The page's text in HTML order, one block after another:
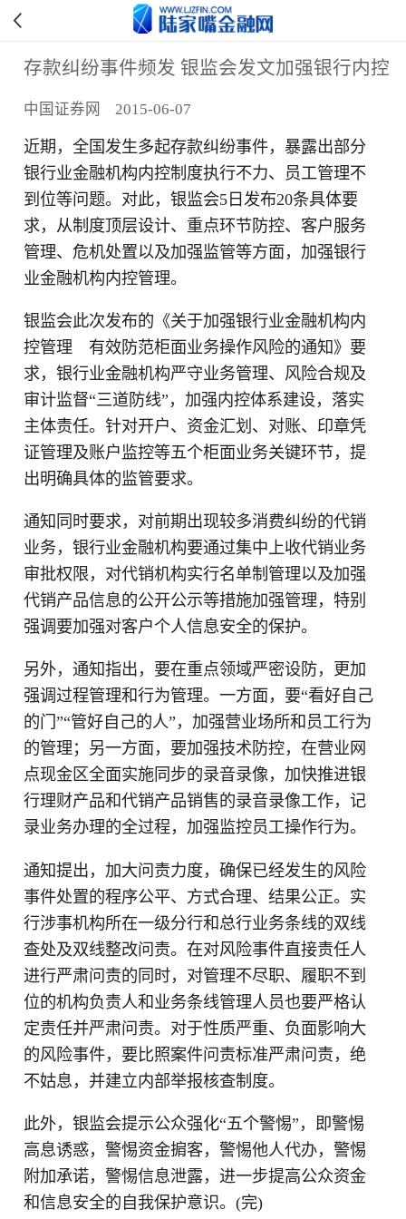
存款纠纷事件频发 银监会发文加强银行内控
中国证券网 2015-06-07
近期，全国发生多起存款纠纷事件，暴露出部分
银行业金融机构内控制度执行不力、员工管理不
到位等问题。对此，银监会5日发布20条具体要
求，从制度顶层设计、重点环节防控、客户服务
管理、危机处置以及加强监管等方面，加强银行
业金融机构内控管理。
银监会此次发布的《关于加强银行业金融机构内
控管理 有效防范柜面业务操作风险的通知》要
求，银行业金融机构严守业务管理、风险合规及
审计监督“三道防线”，加强内控体系建设，落实
主体责任。针对开户、资金汇划、对账、印章凭
证管理及账户监控等五个柜面业务关键环节，提
出明确具体的监管要求。
通知同时要求，对前期出现较多消费纠纷的代销
业务，银行业金融机构要通过集中上收代销业务
审批权限，对代销机构实行名单制管理以及加强
代销产品信息的公开公示等措施加强管理，特别
强调要加强对客户个人信息安全的保护。
另外，通知指出，要在重点领域严密设防，更加
强调过程管理和行为管理。一方面，要“看好自己
的门”“管好自己的人”，加强营业场所和员工行为
的管理；另一方面，要加强技术防控，在营业网
点现金区全面实施同步的录音录像，加快推进银
行理财产品和代销产品销售的录音录像工作，记
录业务办理的全过程，加强监控员工操作行为。
通知提出，加大问责力度，确保已经发生的风险
事件处置的程序公平、方式合理、结果公正。实
行涉事机构所在一级分行和总行业务条线的双线
查处及双线整改问责。在对风险事件直接责任人
进行严肃问责的同时，对管理不尽职、履职不到
位的机构负责人和业务条线管理人员也要严格认
定责任并严肃问责。对于性质严重、负面影响大
的风险事件，要比照案件问责标准严肃问责，绝
不姑息，并建立内部举报核查制度。
此外，银监会提示公众强化“五个警惕”，即警惕
高息诱惑，警惕资金掮客，警惕他人代办，警惕
附加承诺，警惕信息泄露，进一步提高公众资金
和信息安全的自我保护意识。(完)